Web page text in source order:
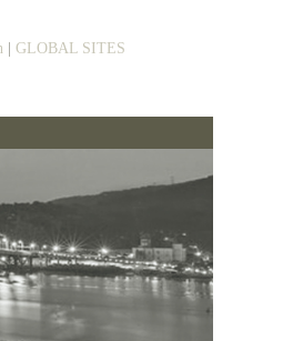
GLOBAL SITES